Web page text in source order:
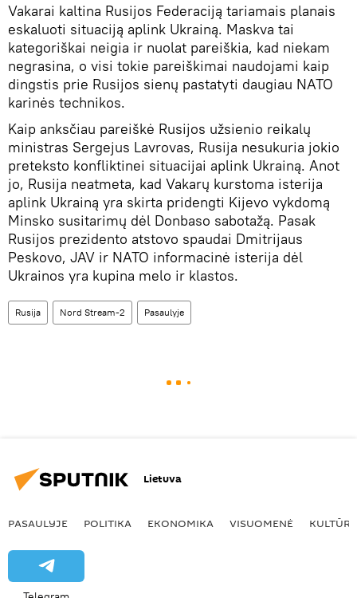
Vakarai kaltina Rusijos Federaciją tariamais planais
eskaluoti situaciją aplink Ukrainą. Maskva tai
kategoriškai neigia ir nuolat pareiškia, kad niekam
negrasina, o visi tokie pareiškimai naudojami kaip
dingstis prie Rusijos sienų pastatyti daugiau NATO
karinės technikos.
Kaip anksčiau pareiškė Rusijos užsienio reikalų
ministras Sergejus Lavrovas, Rusija nesukuria jokio
preteksto konfliktinei situacijai aplink Ukrainą. Anot
jo, Rusija neatmeta, kad Vakarų kurstoma isterija
aplink Ukrainą yra skirta pridengti Kijevo vykdomą
Minsko susitarimų dėl Donbaso sabotažą. Pasak
Rusijos prezidento atstovo spaudai Dmitrijaus
Peskovo, JAV ir NATO informacinė isterija dėl
Ukrainos yra kupina melo ir klastos.
Rusija Nord Stream-2 Pasaulyje
Lietuva
PASAULYJE POLITIKA EKONOMIKA VISUOMENĖ KULTŪRA